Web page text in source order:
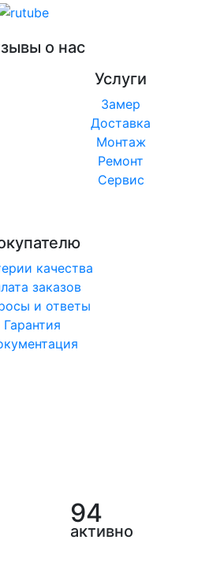
о нас
Услуги
Замер
Доставка
Монтаж
Ремонт
Сервис
качества
заказов
и ответы
Гарантия
94
активно